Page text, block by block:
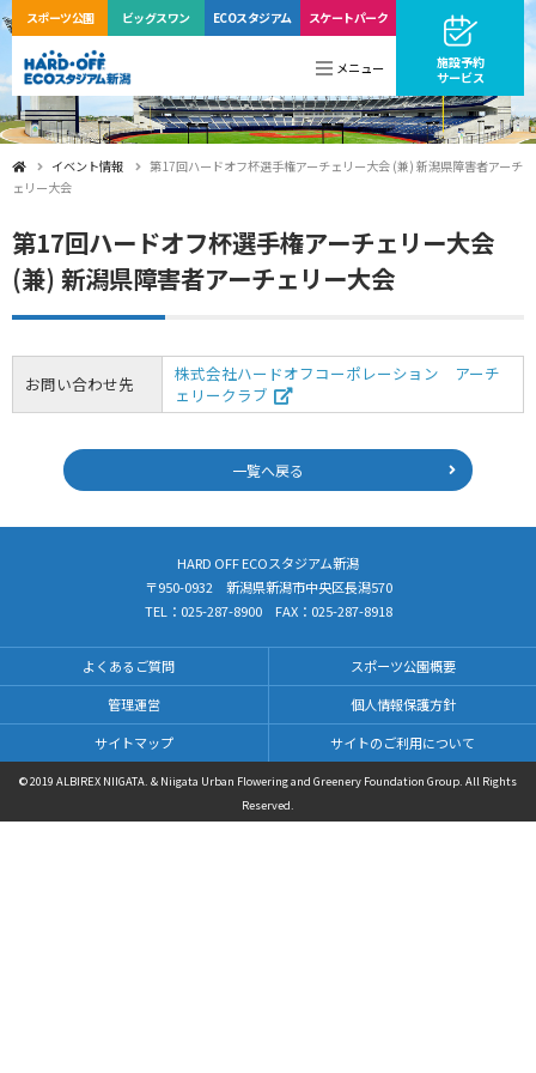
メニュー
スポーツ公園 ビッグスワン ECOスタジアム スケートパーク
施設予約
サービス
イベント情報
第17回ハードオフ杯選手権アーチェリー大会 (兼) 新潟県障害者アーチ
ェリー大会
第17回ハードオフ杯選手権アーチェリー大会
(兼) 新潟県障害者アーチェリー大会
お問い合わせ先
株式会社ハードオフコーポレーション アーチ
ェリークラブ
一覧へ戻る
HARD OFF ECOスタジアム新潟
〒950-0932 新潟県新潟市中央区長潟570
TEL： 025-287-8900FAX：025-287-8918
よくあるご質問
スポーツ公園概要
管理運営
個人情報保護方針
サイトマップ
サイトのご利用について
© 2019 ALBIREX NIIGATA. & Niigata Urban Flowering and Greenery Foundation Group. All Rights
Reserved.